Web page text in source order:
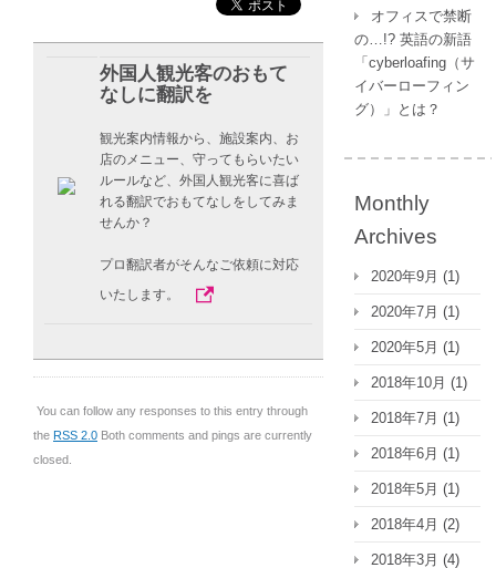
外国人観光客のおもて
なしに翻訳を
観光案内情報から、施設案内、お
店のメニュー、守ってもらいたい
ルールなど、外国人観光客に喜ば
れる翻訳でおもてなしをしてみま
せんか？
プロ翻訳者がそんなご依頼に対応
いたします。
You can follow any responses to this entry through
the RSS 2.0 Both comments and pings are currently
closed.
オフィスで禁断
の…!? 英語の新語
「cyberloafing（サ
イバーローフィン
グ）」とは？
Monthly
Archives
2020年9月 (1)
2020年7月 (1)
2020年5月 (1)
2018年10月 (1)
2018年7月 (1)
2018年6月 (1)
2018年5月 (1)
2018年4月 (2)
2018年3月 (4)